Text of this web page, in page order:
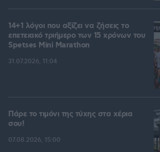
14+1 λόγοι που αξίζει να ζήσεις το
επετειακό τριήμερο των 15 χρόνων του
Spetses Mini Marathon
31.07.2026, 11:04
Πάρε το τιμόνι της τύχης στα χέρια
σου!
07.08.2026, 15:00